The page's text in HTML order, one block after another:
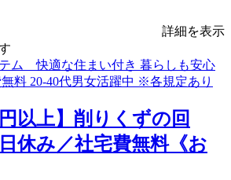
詳細を表示
円以上】削りくずの回
休み／社宅費無料《お